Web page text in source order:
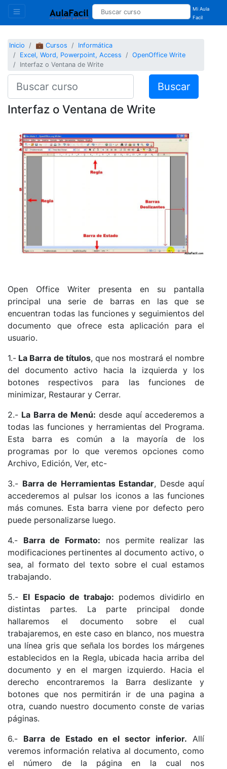
Mi Aula
Facil
Inicio 💼 Cursos
Informática
Excel, Word, Powerpoint, Access
OpenOffice Write
Interfaz o Ventana de Write
Buscar
Interfaz o Ventana de Write
Open Office Writer presenta en su pantalla
principal una serie de barras en las que se
encuentran todas las funciones y seguimientos del
documento que ofrece esta aplicación para el
usuario.
1.- La Barra de títulos, que nos mostrará el nombre
del documento activo hacia la izquierda y los
botones respectivos para las funciones de
minimizar, Restaurar y Cerrar.
2.- La Barra de Menú: desde aquí accederemos a
todas las funciones y herramientas del Programa.
Esta barra es común a la mayoría de los
programas por lo que veremos opciones como
Archivo, Edición, Ver, etc-
3.- Barra de Herramientas Estandar, Desde aquí
accederemos al pulsar los iconos a las funciones
más comunes. Esta barra viene por defecto pero
puede personalizarse luego.
4.- Barra de Formato: nos permite realizar las
modificaciones pertinentes al documento activo, o
sea, al formato del texto sobre el cual estamos
trabajando.
5.- El Espacio de trabajo: podemos dividirlo en
distintas partes. La parte principal donde
hallaremos el documento sobre el cual
trabajaremos, en este caso en blanco, nos muestra
una línea gris que señala los bordes los márgenes
establecidos en la Regla, ubicada hacia arriba del
documento y en el margen izquierdo. Hacia el
derecho encontraremos la Barra deslizante y
botones que nos permitirán ir de una pagina a
otra, cuando nuestro documento conste de varias
páginas.
6.- Barra de Estado en el sector inferior. Allí
veremos información relativa al documento, como
el número de la página en la cual nos